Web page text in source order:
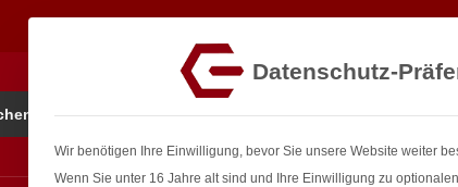
320,17€ exkl. MwSt. In
Datenschutz-
Wir benötigen Ihre Einwilligung, bevor Sie unsere Website weiter
Wenn Sie unter 16 Jahre alt sind und Ihre Einwilligung zu